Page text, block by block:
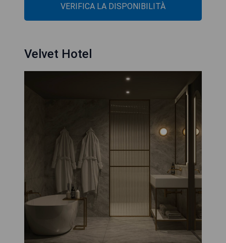
VERIFICA LA DISPONIBILITÀ
Velvet Hotel